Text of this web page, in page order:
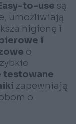
to-use są
umożliwiają
higienę i
i
o
testowane
zapewniają
o